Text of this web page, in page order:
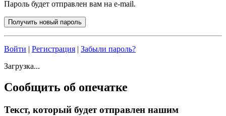
Пароль будет отправлен вам на e-mail.
Войти | Регистрация | Забыли пароль?
Загрузка...
Сообщить об опечатке
Текст, который будет отправлен нашим